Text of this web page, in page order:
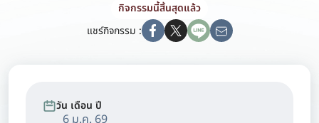
กิจกรรมนี้สิ้นสุดแล้ว
แชร์กิจกรรม :
วัน เดือน ปี
6 ม.ค. 69